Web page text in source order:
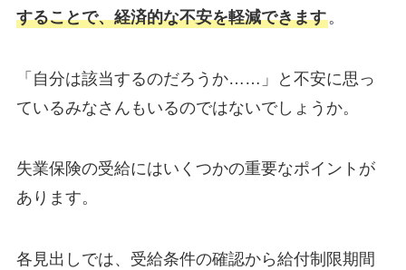
することで、経済的な不安を軽減できます。
「自分は該当するのだろうか……」と不安に思っ
ているみなさんもいるのではないでしょうか。
失業保険の受給にはいくつかの重要なポイントが
あります。
各見出しでは、受給条件の確認から給付制限期間